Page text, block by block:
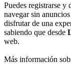
Puedes registrarse y
navegar sin
disfrutar de una
sabiendo que desde
web.
Más información